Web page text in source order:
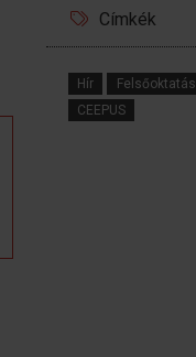
Címkék
Hír Felsőoktatás
CEEPUS